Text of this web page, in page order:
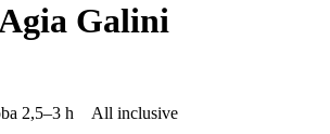
Galini
2,5–3 h
All inclusive